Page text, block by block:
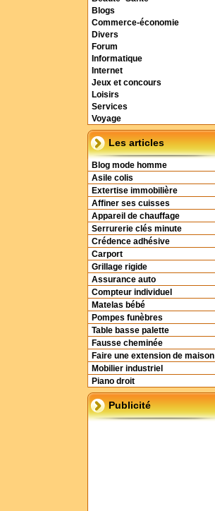
Blogs
Commerce-économie
Divers
Forum
Informatique
Internet
Jeux et concours
Loisirs
Services
Voyage
Les articles
Blog mode homme
Asile colis
Extertise immobilière
Affiner ses cuisses
Appareil de chauffage
Serrurerie clés minute
Crédence adhésive
Carport
Grillage rigide
Assurance auto
Compteur individuel
Matelas bébé
Pompes funèbres
Table basse palette
Fausse cheminée
Faire une extension de maison
Mobilier industriel
Piano droit
Publicité